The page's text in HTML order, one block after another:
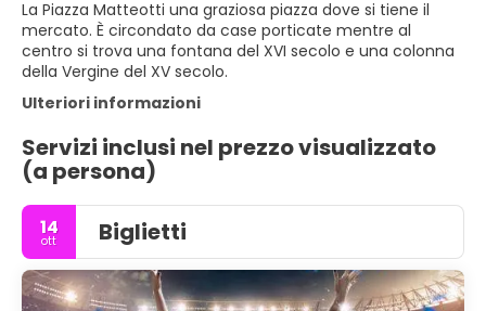
La Piazza Matteotti una graziosa piazza dove si tiene il
mercato. È circondato da case porticate mentre al
centro si trova una fontana del XVI secolo e una colonna
Ulteriori informazioni
Servizi inclusi nel prezzo visualizzato
(a persona)
14
ott Biglietti